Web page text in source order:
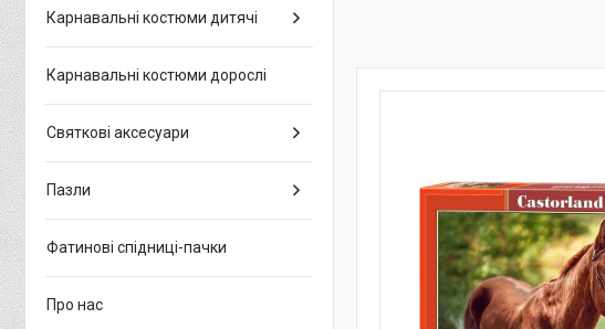
Карнавальні костюми дитячі
Карнавальні костюми дорослі
Святкові аксесуари
Пазли
Фатинові спідниці-пачки
Про нас